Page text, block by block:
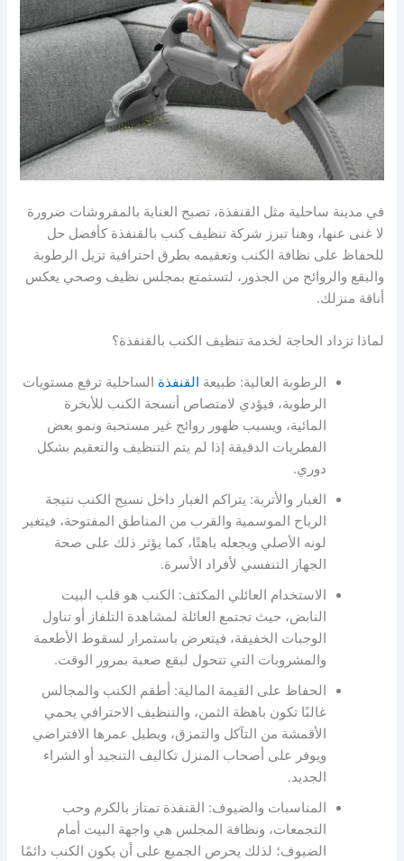
في مدينة ساحلية مثل القنفذة، تصبح العناية بالمفروشات ضرورة
لا غنى عنها، وهنا تبرز شركة تنظيف كنب بالقنفذة كأفضل حل
للحفاظ على نظافة الكنب وتعقيمه بطرق احترافية تزيل الرطوبة
والبقع والروائح من الجذور، لتستمتع بمجلس نظيف وصحي يعكس
أناقة منزلك.
لماذا تزداد الحاجة لخدمة تنظيف الكنب بالقنفذة؟
الرطوبة العالية: طبيعة القنفذة الساحلية ترفع مستويات
الرطوبة، فيؤدي لامتصاص أنسجة الكنب للأبخرة
المائية، ويسبب ظهور روائح غير مستحبة ونمو بعض
الفطريات الدقيقة إذا لم يتم التنظيف والتعقيم بشكل
دوري.
الغبار والأتربة: يتراكم الغبار داخل نسيج الكنب نتيجة
الرياح الموسمية والقرب من المناطق المفتوحة، فيتغير
لونه الأصلي ويجعله باهتًا، كما يؤثر ذلك على صحة
الجهاز التنفسي لأفراد الأسرة.
الاستخدام العائلي المكثف: الكنب هو قلب البيت
النابض، حيث تجتمع العائلة لمشاهدة التلفاز أو تناول
الوجبات الخفيفة، فيتعرض باستمرار لسقوط الأطعمة
والمشروبات التي تتحول لبقع صعبة بمرور الوقت.
الحفاظ على القيمة المالية: أطقم الكنب والمجالس
غالبًا تكون باهظة الثمن، والتنظيف الاحترافي يحمي
الأقمشة من التآكل والتمزق، ويطيل عمرها الافتراضي
ويوفر على أصحاب المنزل تكاليف التنجيد أو الشراء
الجديد.
المناسبات والضيوف: القنفذة تمتاز بالكرم وحب
التجمعات، ونظافة المجلس هي واجهة البيت أمام
الضيوف؛ لذلك يحرص الجميع على أن يكون الكنب دائمًا